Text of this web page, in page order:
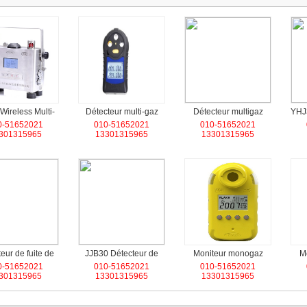
Wireless Multi-
gas Alert
51652021
Détecteur multi-gaz
portable CD4
010-51652021
13301315965
Détecteur multigaz
YQ7
010-51652021
13301315965
de fuite de
à distance
2)
51652021
JJB30 Détecteur de
fuite de méthane à
010-51652021
13301315965
Moniteur monogaz
JLH100 pour chlore
010-51652021
13301315965